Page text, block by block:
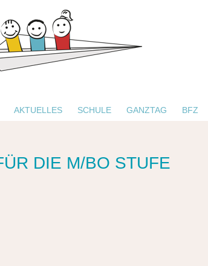
AKTUELLES SCHULE GANZTAG BFZ
DIE M/BO STUFE